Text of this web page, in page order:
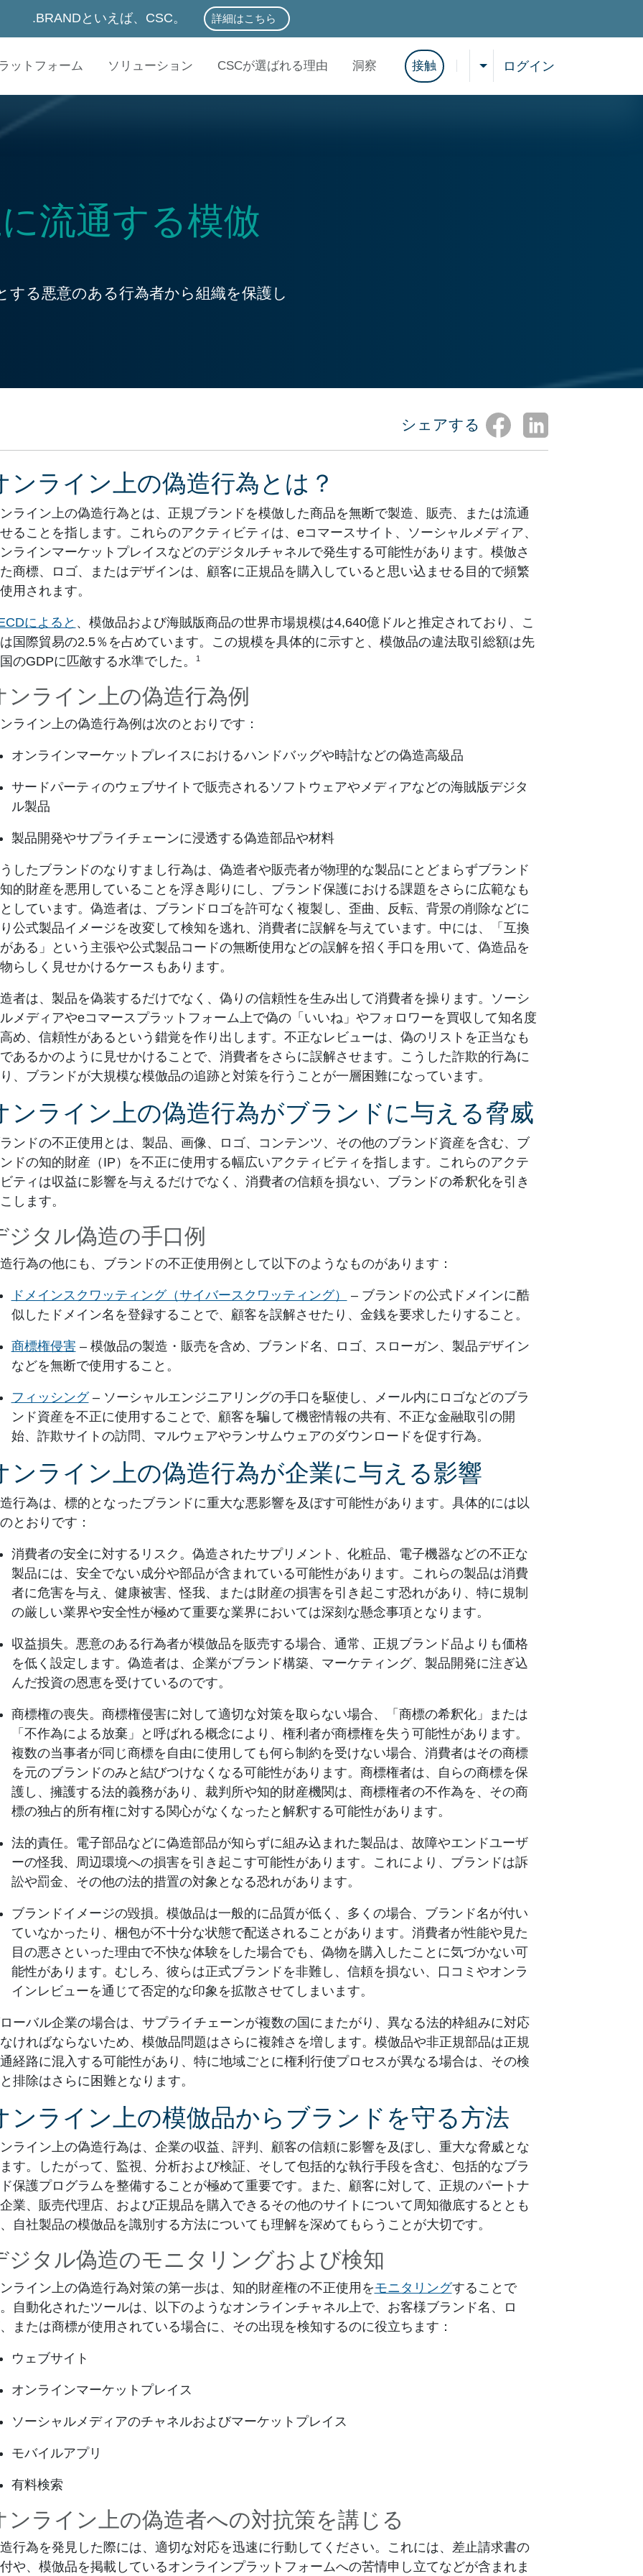
.BRANDといえば、CSC。 詳細はこちら
.BRANDといえば、CSC。
ットフォーム ソリューション CSCが選ばれる理由 洞察 接触 検索を表示
ご希望の言語を選択してく
ログイン
流通する模倣
る悪意のある行為者から組織を保護し
シェアする
ンライン上の偽造行為とは？
ライン上の偽造行為とは、正規ブランドを模倣した商品を無断で製造、販売、または流通
ることを指します。これらのアクティビティは、eコマースサイト、ソーシャルメディア、
ラインマーケットプレイスなどのデジタルチャネルで発生する可能性があります。模倣さ
商標、ロゴ、またはデザインは、顧客に正規品を購入していると思い込ませる目的で頻繁
用されます。
によると 、模倣品および海賊版商品の世界市場規模は4,640億ドルと推定されており、こ
国際貿易の2.5％を占めています。この規模を具体的に示すと、模倣品の違法取引総額は先
のGDPに匹敵する水準でした。
1
ンライン上の偽造行為例
ライン上の偽造行為例は次のとおりです：
オンラインマーケットプレイスにおけるハンドバッグや時計などの偽造高級品
サードパーティのウェブサイトで販売されるソフトウェアやメディアなどの海賊版デジタ
ル製品
製品開発やサプライチェーンに浸透する偽造部品や材料
したブランドのなりすまし行為は、偽造者や販売者が物理的な製品にとどまらずブランド
的財産を悪用していることを浮き彫りにし、ブランド保護における課題をさらに広範なも
しています。偽造者は、ブランドロゴを許可なく複製し、歪曲、反転、背景の削除などに
公式製品イメージを改変して検知を逃れ、消費者に誤解を与えています。中には、「互換
ある」という主張や公式製品コードの無断使用などの誤解を招く手口を用いて、偽造品を
らしく見せかけるケースもあります。
者は、製品を偽装するだけでなく、偽りの信頼性を生み出して消費者を操ります。ソーシ
メディアやeコマースプラットフォーム上で偽の「いいね」やフォロワーを買収して知名度
め、信頼性があるという錯覚を作り出します。不正なレビューは、偽のリストを正当なも
あるかのように見せかけることで、消費者をさらに誤解させます。こうした詐欺的行為に
、ブランドが大規模な模倣品の追跡と対策を行うことが一層困難になっています。
ンライン上の偽造行為がブランドに与える脅威
ンドの不正使用とは、製品、画像、ロゴ、コンテンツ、その他のブランド資産を含む、ブ
ドの知的財産（IP）を不正に使用する幅広いアクティビティを指します。これらのアクテ
ティは収益に影響を与えるだけでなく、消費者の信頼を損ない、ブランドの希釈化を引き
します。
ジタル偽造の手口例
行為の他にも、ブランドの不正使用例として以下のようなものがあります：
ドメインスクワッティング（サイバースクワッティング）
– ブランドの公式ドメインに酷
似したドメイン名を登録することで、顧客を誤解させたり、金銭を要求したりすること。
商標権侵害– 模倣品の製造・販売を含め、ブランド名、ロゴ、スローガン、製品デザイン
などを無断で使用すること。
フィッシング– ソーシャルエンジニアリングの手口を駆使し、メール内にロゴなどのブラ
ンド資産を不正に使用することで、顧客を騙して機密情報の共有、不正な金融取引の開
始、詐欺サイトの訪問、マルウェアやランサムウェアのダウンロードを促す行為。
ンライン上の偽造行為が企業に与える影響
行為は、標的となったブランドに重大な悪影響を及ぼす可能性があります。具体的には以
とおりです：
消費者の安全に対するリスク。 偽造されたサプリメント、化粧品、電子機器などの不正な
製品には、安全でない成分や部品が含まれている可能性があります。これらの製品は消費
者に危害を与え、健康被害、怪我、または財産の損害を引き起こす恐れがあり、特に規制
の厳しい業界や安全性が極めて重要な業界においては深刻な懸念事項となります。
収益損失。 悪意のある行為者が模倣品を販売する場合、通常、正規ブランド品よりも価格
を低く設定します。偽造者は、企業がブランド構築、マーケティング、製品開発に注ぎ込
んだ投資の恩恵を受けているのです。
商標権の喪失。 商標権侵害に対して適切な対策を取らない場合、「商標の希釈化」または
「不作為による放棄」と呼ばれる概念により、権利者が商標権を失う可能性があります。
複数の当事者が同じ商標を自由に使用しても何ら制約を受けない場合、消費者はその商標
を元のブランドのみと結びつけなくなる可能性があります。商標権者は、自らの商標を保
護し、擁護する法的義務があり、裁判所や知的財産機関は、商標権者の不作為を、その商
標の独占的所有権に対する関心がなくなったと解釈する可能性があります。
法的責任。 電子部品などに偽造部品が知らずに組み込まれた製品は、故障やエンドユーザ
ーの怪我、周辺環境への損害を引き起こす可能性があります。これにより、ブランドは訴
訟や罰金、その他の法的措置の対象となる恐れがあります。
ブランドイメージの毀損。 模倣品は一般的に品質が低く、多くの場合、ブランド名が付い
ていなかったり、梱包が不十分な状態で配送されることがあります。消費者が性能や見た
目の悪さといった理由で不快な体験をした場合でも、偽物を購入したことに気づかない可
能性があります。むしろ、彼らは正式ブランドを非難し、信頼を損ない、口コミやオンラ
インレビューを通じて否定的な印象を拡散させてしまいます。
ーバル企業の場合は、サプライチェーンが複数の国にまたがり、異なる法的枠組みに対応
ければならないため、模倣品問題はさらに複雑さを増します。模倣品や非正規部品は正規
経路に混入する可能性があり、特に地域ごとに権利行使プロセスが異なる場合は、その検
排除はさらに困難となります。
ンライン上の模倣品からブランドを守る方法
ライン上の偽造行為は、企業の収益、評判、顧客の信頼に影響を及ぼし、重大な脅威とな
す。したがって、監視、分析および検証、そして包括的な執行手段を含む、包括的なブラ
保護プログラムを整備することが極めて重要です。また、顧客に対して、正規のパートナ
業、販売代理店、および正規品を購入できるその他のサイトについて周知徹底するととも
自社製品の模倣品を識別する方法についても理解を深めてもらうことが大切です。
ジタル偽造のモニタリングおよび検知
ライン上の偽造行為対策の第一歩は、知的財産権の不正使用をモニタリングすることで
自動化されたツールは、以下のようなオンラインチャネル上で、お客様ブランド名、ロ
または商標が使用されている場合に、その出現を検知するのに役立ちます：
ウェブサイト
オンラインマーケットプレイス
ソーシャルメディアのチャネルおよびマーケットプレイス
モバイルアプリ
有料検索
ンライン上の偽造者への対抗策を講じる
行為を発見した際には、適切な対応を迅速に行動してください。これには、差止請求書の
や、模倣品を掲載しているオンラインプラットフォームへの苦情申し立てなどが含まれま